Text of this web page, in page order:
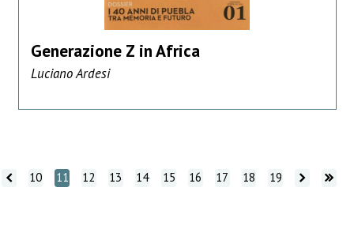
Generazione Z in Africa
Luciano Ardesi
10 11 12 13 14 15 16 17 18 19Vai avanti
Vai avanti